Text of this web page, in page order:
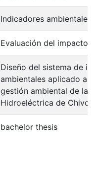
Indicadores ambientales
Evaluación del impacto
Diseño del sistema de
ambientales aplicado al
gestión ambiental de la
Hidroeléctrica de Chivor.
bachelor thesis